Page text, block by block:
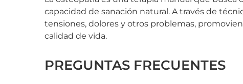
capacidad de sanación natural. A través de
tensiones, dolores y otros problemas,
calidad de vida.
PREGUNTAS FRECUENTES